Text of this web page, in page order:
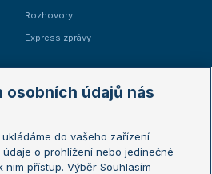
Rozhovory
Express zprávy
Australian Open
French Open
osobních údajů nás
ukládáme do vašeho zařízení
o prohlížení nebo jedinečné
nim přístup. Výběr Souhlasím